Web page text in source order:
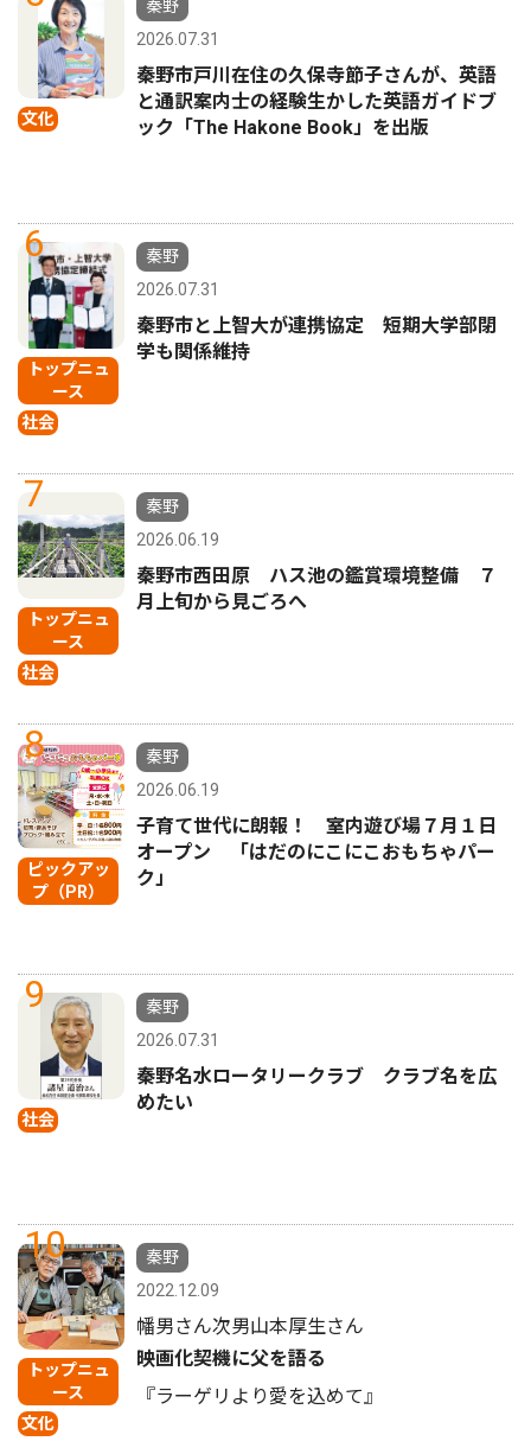
文化
秦野
2026.07.31
秦野市戸川在住の久保寺節子さんが、英語
と通訳案内士の経験生かした英語ガイドブ
ック「The Hakone Book」を出版
6
トップニュ
ース
社会
秦野
2026.07.31
秦野市と上智大が連携協定 短期大学部閉
学も関係維持
7
トップニュ
ース
社会
秦野
2026.06.19
秦野市西田原 ハス池の鑑賞環境整備 ７
月上旬から見ごろへ
8
ピックアッ
プ（PR）
秦野
2026.06.19
子育て世代に朗報！ 室内遊び場７月１日
オープン 「はだのにこにこおもちゃパー
ク」
9
社会
秦野
2026.07.31
秦野名水ロータリークラブ クラブ名を広
めたい
10
トップニュ
ース
文化
秦野
2022.12.09
幡男さん次男山本厚生さん
映画化契機に父を語る
『ラーゲリより愛を込めて』